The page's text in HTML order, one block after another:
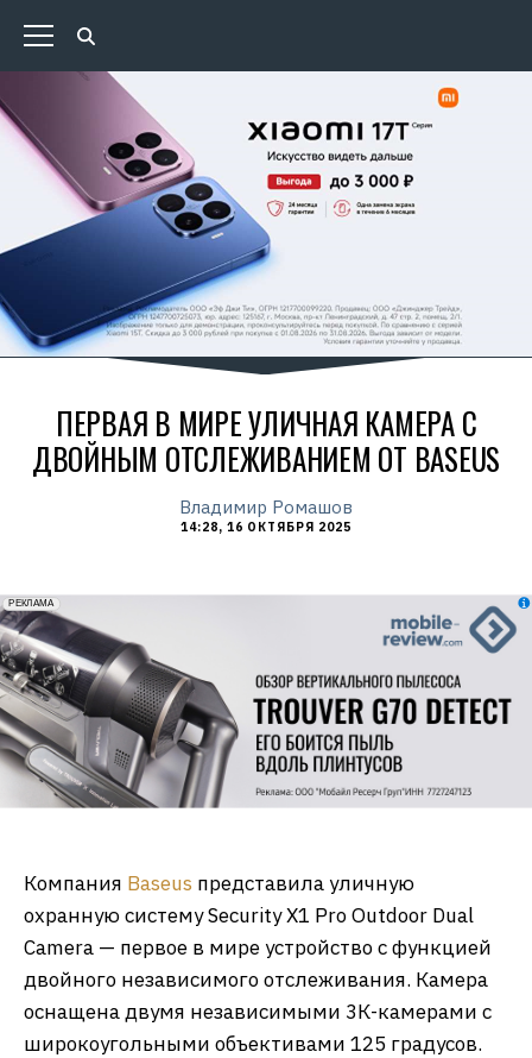
ПЕРВАЯ В МИРЕ УЛИЧНАЯ КАМЕРА С
ДВОЙНЫМ ОТСЛЕЖИВАНИЕМ ОТ BASEUS
Владимир Ромашов
14:28, 16 ОКТЯБРЯ 2025
erid: 2VfnxxmNzs5
РЕКЛАМА
Компания Baseus представила уличную
охранную систему Security X1 Pro Outdoor Dual
Camera — первое в мире устройство с функцией
двойного независимого отслеживания. Камера
оснащена двумя независимыми 3К-камерами с
широкоугольными объективами 125 градусов.